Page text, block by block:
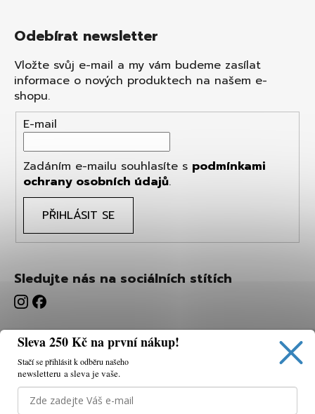
Používáme cookies, abychom vám umožnili pohodlné
prohlížení webu a díky analýze webu neustále zlepšovat
Odebírat newsletter
Vložte svůj e-mail a my vám budeme zasílat
informace o nových produktech na našem e-
shopu.
E-mail
Zadáním e-mailu souhlasíte s podmínkami
ochrany osobních údajů.
PŘIHLÁSIT SE
Sledujte nás na sociálních stítích
Sleva 250 Kč na první nákup!
Stačí se přihlásit k odběru našeho
newsletteru a sleva je vaše.